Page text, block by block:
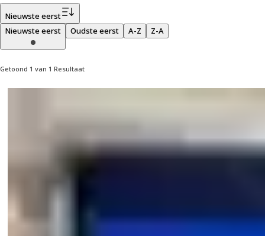
Nieuwste eerst
Nieuwste eerst
Oudste eerst A-Z Z-A
Getoond 1 van 1 Resultaat